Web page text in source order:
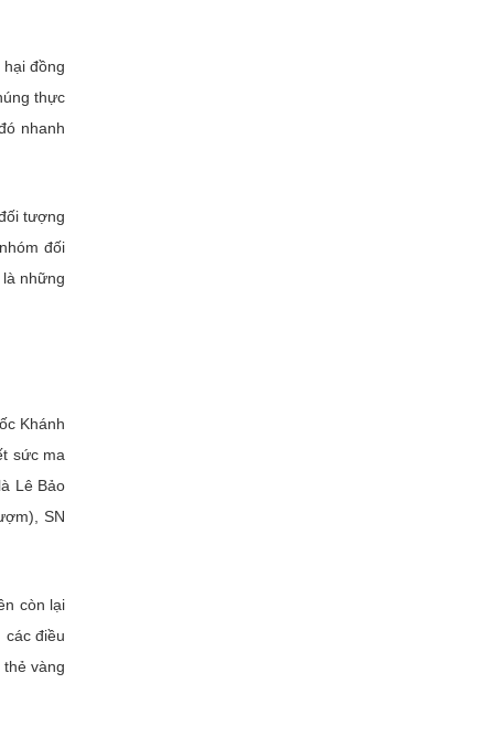
đồng
thực
nhanh
tượng
đối
những
Khánh
sức ma
Lê Bảo
SN
còn lại
điều
vàng